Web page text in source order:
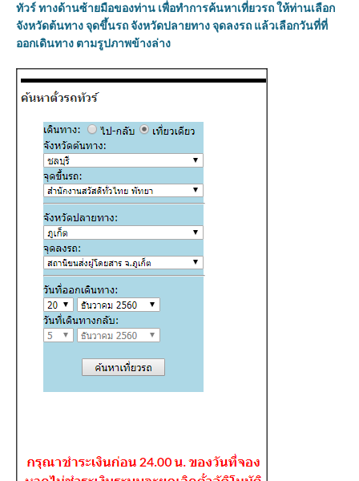
ทัวร์ ทางด้านซ้ายมือของท่าน เพื่อทำการค้นหาเที่ยวรถ ให้ท่านเลือก
จังหวัดต้นทาง จุดขึ้นรถ จังหวัดปลายทาง จุดลงรถ แล้วเลือกวันที่ที่
ออกเดินทาง ตามรูปภาพข้างล่าง